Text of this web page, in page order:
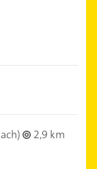
2,9 km